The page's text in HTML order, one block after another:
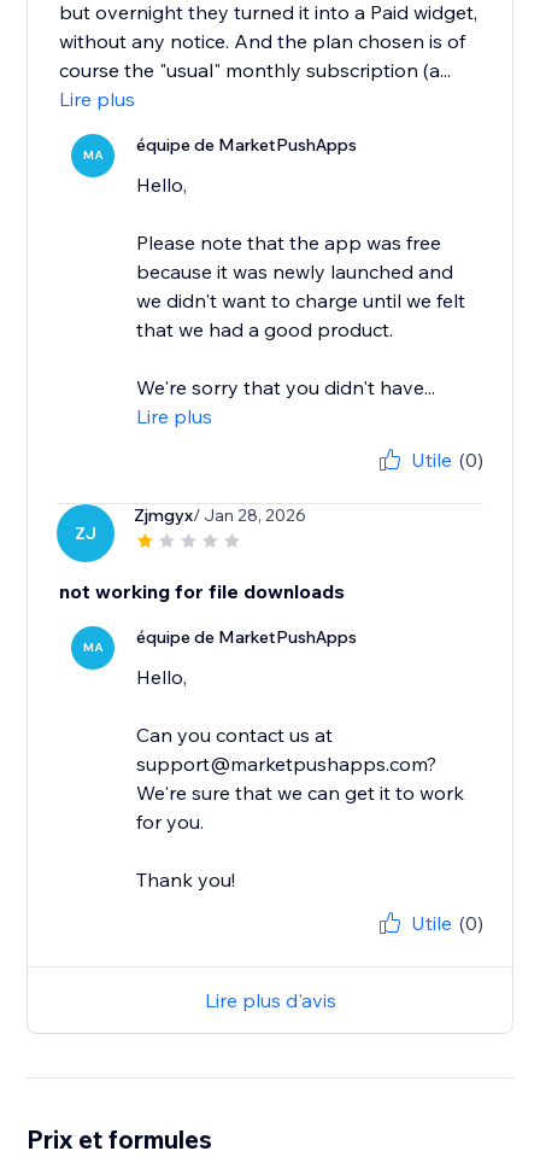
but overnight they turned it into a Paid widget,
without any notice. And the plan chosen is of
course the "usual" monthly subscription (a...
Lire plus
MA équipe de MarketPushApps
Hello,
Please note that the app was free
because it was newly launched and
we didn't want to charge until we felt
that we had a good product.
We're sorry that you didn't have...
Lire plus
Utile (0)
ZJ
Zjmgyx/ Jan 28, 2026
not working for file downloads
MA équipe de MarketPushApps
Hello,
Can you contact us at
support@marketpushapps.com?
We're sure that we can get it to work
for you.
Thank you!
Utile (0)
Lire plus d'avis
Prix et formules